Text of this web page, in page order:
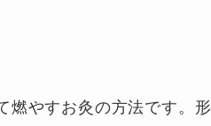
燃やすお灸の方法です。形